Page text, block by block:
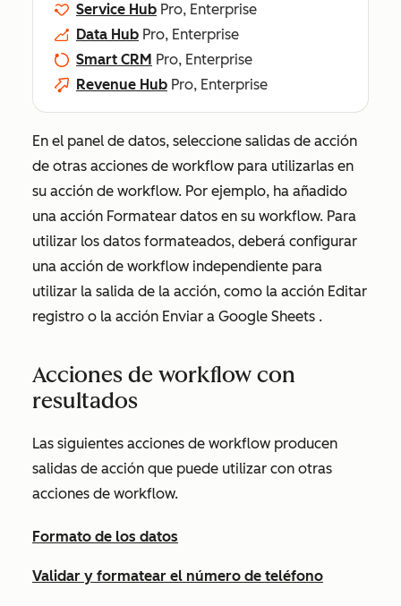
Service Hub Pro, Enterprise
Data Hub Pro, Enterprise
Smart CRM Pro, Enterprise
Revenue Hub Pro, Enterprise
En el panel de datos, seleccione salidas de acción
de otras acciones de workflow para utilizarlas en
su acción de workflow. Por ejemplo, ha añadido
una acción Formatear datos en su workflow. Para
utilizar los datos formateados, deberá configurar
una acción de workflow independiente para
utilizar la salida de la acción, como la acción Editar
registro o la acción Enviar a Google Sheets .
Acciones de workflow con
resultados
Las siguientes acciones de workflow producen
salidas de acción que puede utilizar con otras
acciones de workflow.
Formato de los datos
Validar y formatear el número de teléfono